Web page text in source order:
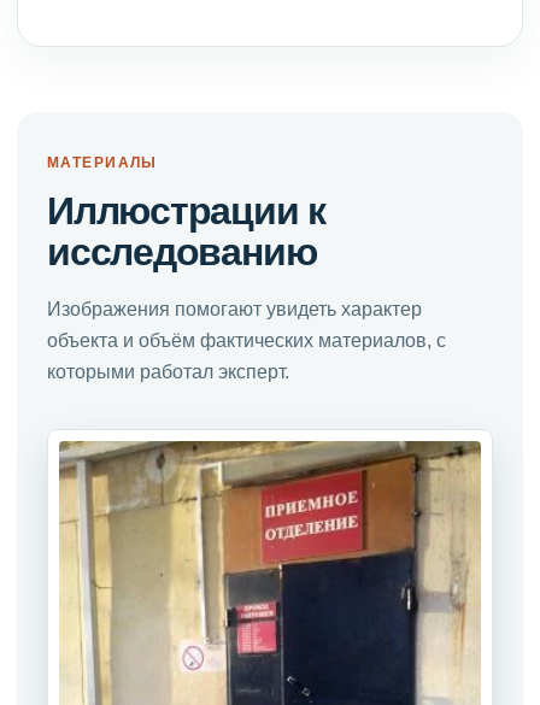
МАТЕРИАЛЫ
Иллюстрации к
исследованию
Изображения помогают увидеть характер
объекта и объём фактических материалов, с
которыми работал эксперт.